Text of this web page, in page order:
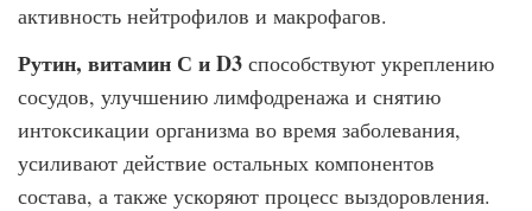
активность нейтрофилов и макрофагов.
Рутин, витамин С и D3 способствуют укреплению
сосудов, улучшению лимфодренажа и снятию
интоксикации организма во время заболевания,
усиливают действие остальных компонентов
состава, а также ускоряют процесс выздоровления.